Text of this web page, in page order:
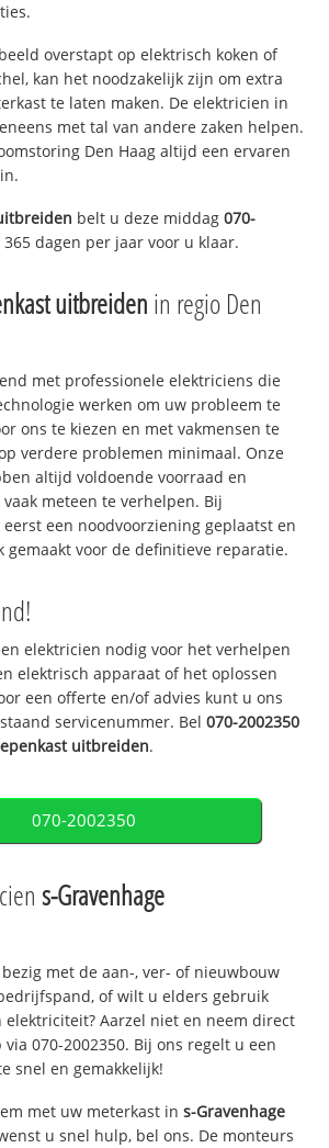
overstapt op elektrisch koken of
kan het noodzakelijk zijn om extra
te laten maken. De elektricien in
met tal van andere zaken helpen.
Den Haag altijd een ervaren
belt u deze middag070-
365 dagen per jaar voor u klaar.
uitbreiden in regio Den
met professionele elektriciens die
werken om uw probleem te
ons te kiezen en met vakmensen te
verdere problemen minimaal. Onze
altijd voldoende voorraad en
meteen te verhelpen. Bij
een noodvoorziening geplaatst en
gemaakt voor de definitieve reparatie.
elektricien nodig voor het verhelpen
elektrisch apparaat of het oplossen
een offerte en/of advies kunt u ons
servicenummer. Bel070-2002350
uitbreiden.
070-2002350
s-Gravenhage
met de aan-, ver- of nieuwbouw
of wilt u elders gebruik
elektriciteit? Aarzel niet en neem direct
070-2002350. Bij ons regelt u een
snel en gemakkelijk!
met uw meterkast ins-Gravenhage
u snel hulp, bel ons. De monteurs